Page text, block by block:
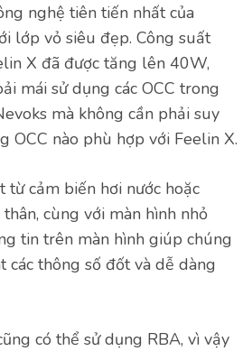
nghệ tiên tiến nhất của
lớp vỏ siêu đẹp. Công suất
X đã được tăng lên 40W,
mái sử dụng các OCC trong
mà không cần phải suy
OCC nào phù hợp với Feelin X.
từ cảm biến hơi nước hoặc
cùng với màn hình nhỏ
tin trên màn hình giúp chúng
các thông số đốt và dễ dàng
có thể sử dụng RBA, vì vậy